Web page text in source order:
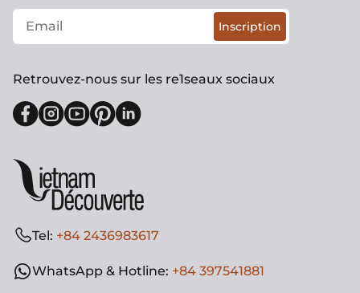
Tel: +84 2436983617
WhatsApp & Hotline: +84 397541881
Inscription
Retrouvez-nous sur les re1seaux sociaux